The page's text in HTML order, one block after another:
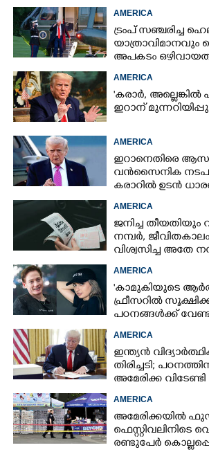
AMERICA
ട്രംപ് സഞ്ചരിച്ച
യാത്രാവിമാനവും
അപകടം
അന്വേഷണം
AMERICA
'കരാർ,
ഇറാന്
AMERICA
ഇറാനെതിരെ
വൻസൈനിക നടപടി
കരാറിൽ ഉടൻ
AMERICA
ജനിച്ച
നമ്പർ,
വിശ്വസിച്ച അതേ
കോടികളുടെ ഭാഗ്യം
AMERICA
'കാമുകിയുടെ
ഫ്രീസറിൽ
പഠനങ്ങൾക്ക്
വിശദീകരണം,​
ജോൺസന്റെ പോസ്റ്റ്
AMERICA
ഇന്ത്യൻ
തിരിച്ചടി;
അമേരിക്ക
AMERICA
അമേരിക്കയിൽ
ഫെസ്റ്റിവലിനിടെ
രണ്ടുപേർ